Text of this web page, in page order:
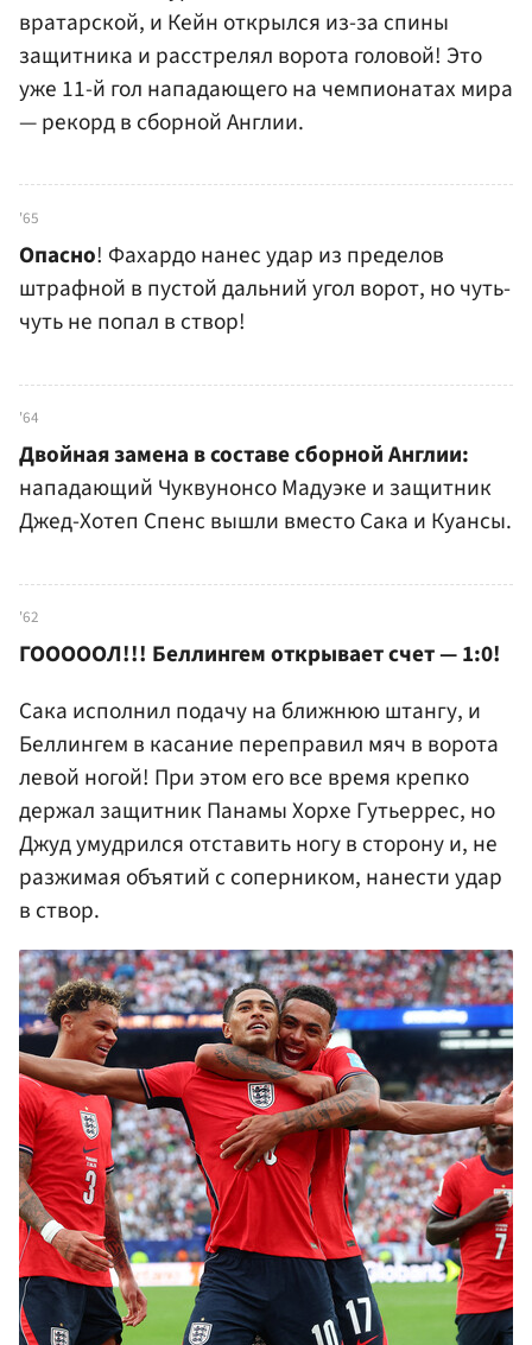
вратарской, и Кейн открылся из-за спины
защитника и расстрелял ворота головой! Это
уже 11-й гол нападающего на чемпионатах мира
— рекорд в сборной Англии.
'65
Опасно! Фахардо нанес удар из пределов
штрафной в пустой дальний угол ворот, но чуть-
чуть не попал в створ!
'64
Двойная замена в составе сборной Англии:
нападающий Чуквунонсо Мадуэке и защитник
Джед-Хотеп Спенс вышли вместо Сака и Куансы.
'62
ГОООООЛ!!! Беллингем открывает счет — 1:0!
Сака исполнил подачу на ближнюю штангу, и
Беллингем в касание переправил мяч в ворота
левой ногой! При этом его все время крепко
держал защитник Панамы Хорхе Гутьеррес, но
Джуд умудрился отставить ногу в сторону и, не
разжимая объятий с соперником, нанести удар
в створ.